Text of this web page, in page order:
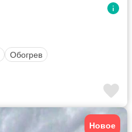
Обогрев
Новое